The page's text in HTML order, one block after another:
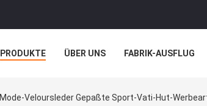
PRODUKTE ÜBER UNS FABRIK-AUSFLUG
Mode-Veloursleder Gepaßte Sport-Vati-Hut-